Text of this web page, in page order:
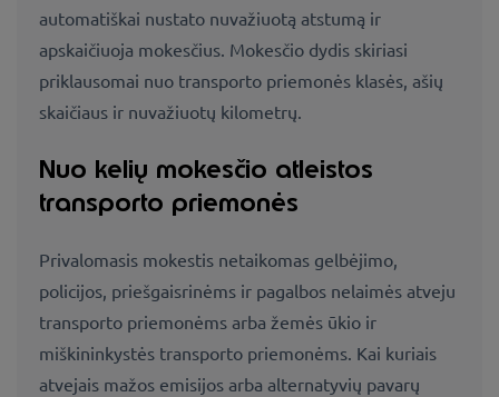
automatiškai nustato nuvažiuotą atstumą ir
apskaičiuoja mokesčius. Mokesčio dydis skiriasi
priklausomai nuo transporto priemonės klasės, ašių
skaičiaus ir nuvažiuotų kilometrų.
Nuo kelių mokesčio atleistos
transporto priemonės
Privalomasis mokestis netaikomas gelbėjimo,
policijos, priešgaisrinėms ir pagalbos nelaimės atveju
transporto priemonėms arba žemės ūkio ir
miškininkystės transporto priemonėms. Kai kuriais
atvejais mažos emisijos arba alternatyvių pavarų